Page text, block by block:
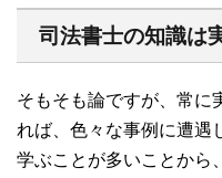
司法書士の知識は
そもそも論ですが、常に
れば、色々な事例に遭遇
学ぶことが多いことから